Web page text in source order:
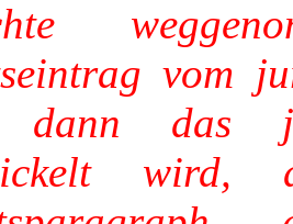
vom
das